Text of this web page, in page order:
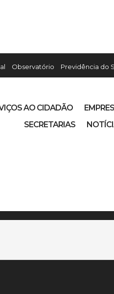
Observatório Previdência do
AO CIDADÃO
SECRETARIAS